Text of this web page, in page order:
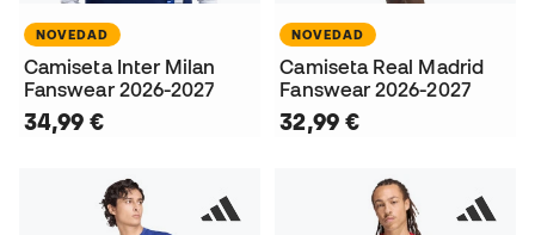
NOVEDAD
Camiseta Inter Milan
Fanswear 2026-2027
34,99 €
NOVEDAD
Camiseta Real Madrid
Fanswear 2026-2027
32,99 €